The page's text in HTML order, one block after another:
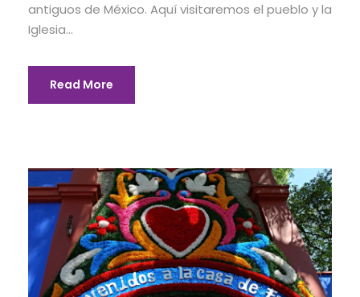
antiguos de México. Aquí visitaremos el pueblo y la
Iglesia...
Read More